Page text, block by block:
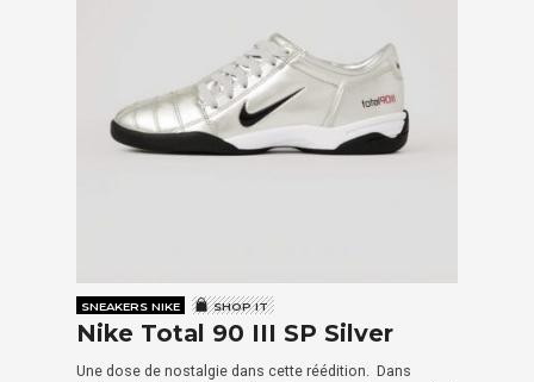
SNEAKERS NIKE SHOP IT
Nike Total 90 III SP Silver
Une dose de nostalgie dans cette réédition. Dans